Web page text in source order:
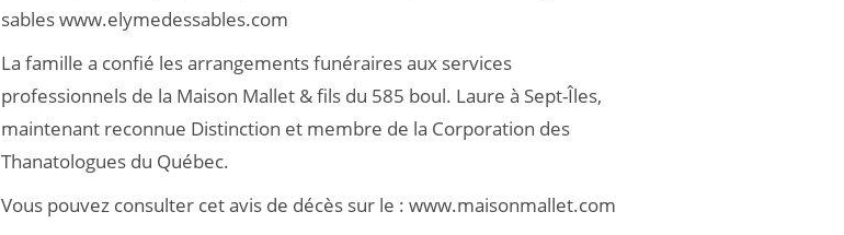
sables www.elymedessables.com
La famille a confié les arrangements funéraires aux services
professionnels de la Maison Mallet & fils du 585 boul. Laure à Sept-Îles,
maintenant reconnue Distinction et membre de la Corporation des
Thanatologues du Québec.
Vous pouvez consulter cet avis de décès sur le : www.maisonmallet.com